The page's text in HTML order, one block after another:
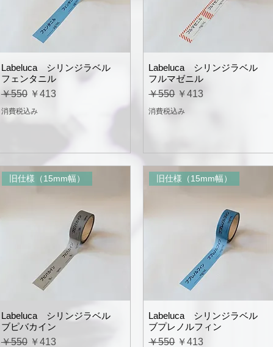
Labeluca シリンジラベル
フェンタニル
通常価格
￥550 セール価格
￥413
消費税込み
Labeluca シリンジラベル
フルマゼニル
通常価格
￥550 セール価格
￥413
消費税込み
旧仕様（15mm幅）
Labeluca シリンジラベル
ブピバカイン
通常価格
￥550 セール価格
￥413
旧仕様（15mm幅）
Labeluca シリンジラベル
ブプレノルフィン
通常価格
￥550 セール価格
￥413